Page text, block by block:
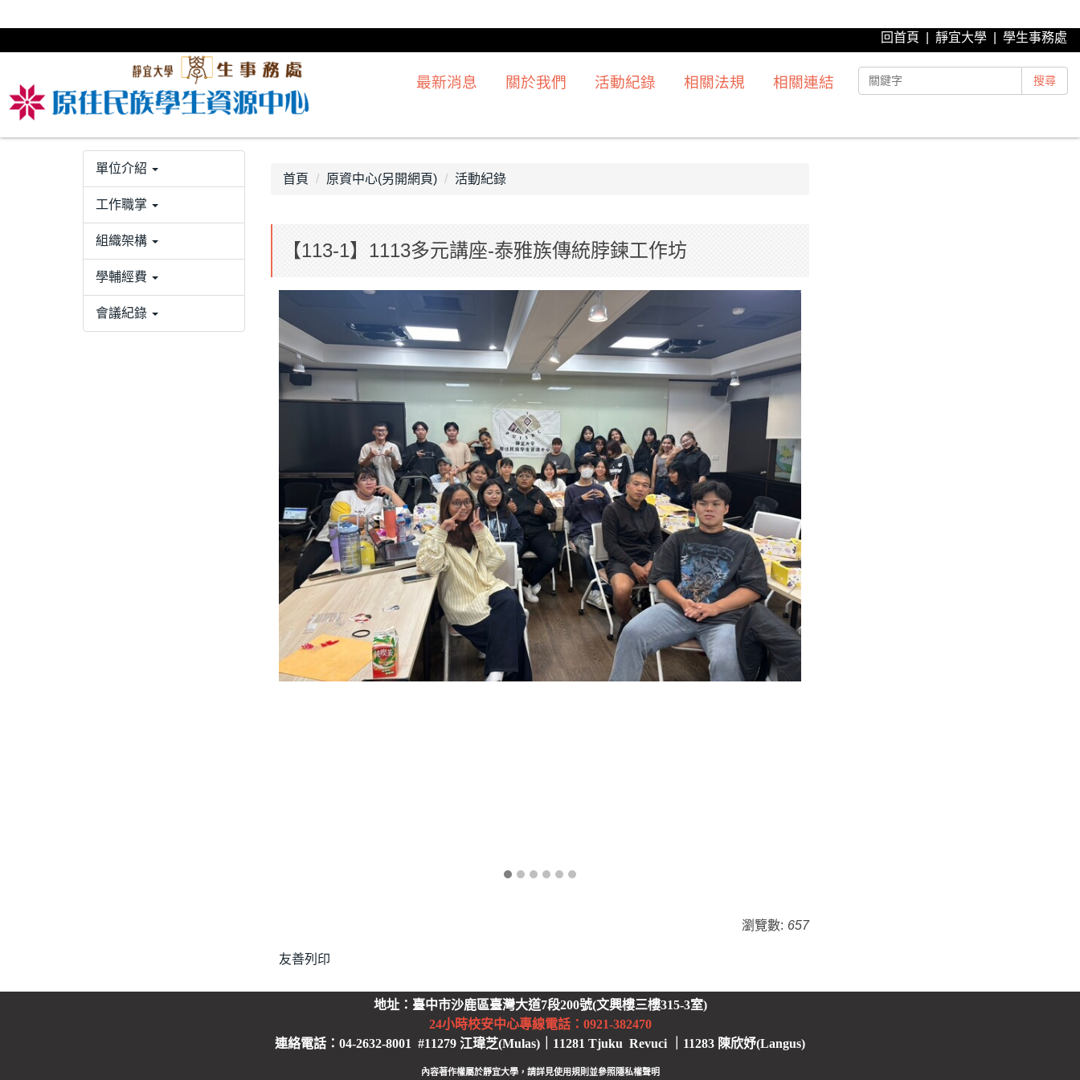
到
主
容
回首頁 靜宜大學 學生事務處
最新消息 關於我們 活動紀錄 相關法規 相關連結 搜尋
單位介紹
工作職掌
組織架構
學輔經費
會議紀錄
首頁 原資中心(另開網頁) 活動紀錄
【113-1】1113多元講座-泰雅族傳統脖鍊工作坊
瀏覽數: 657
友善列印
地址：臺中市沙鹿區臺灣大道7段200號(文興樓三樓315-3室)
24小時校安中心專線電話：0921-382470
連絡電話：04-2632-8001 #11279 江瑋芝(Mulas)｜11281 Tjuku Revuci ｜11283 陳欣妤(Langus)
內容著作權屬於靜宜大學，請詳見使用規則並參照隱私權聲明